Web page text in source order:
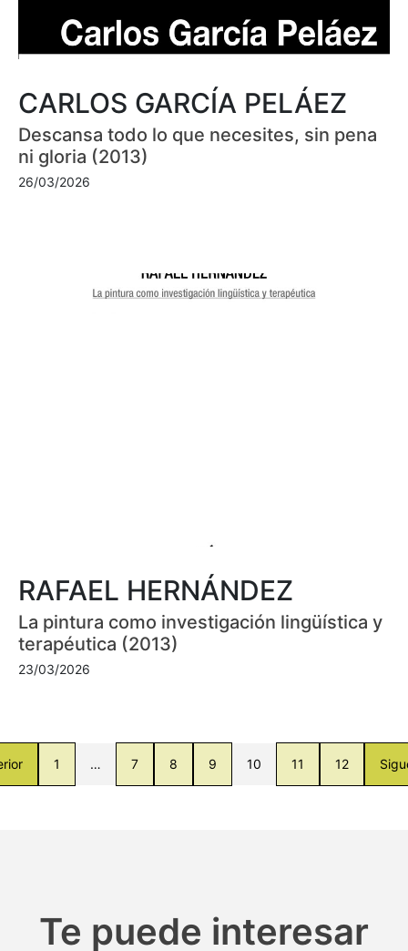
CARLOS GARCÍA PELÁEZ
Descansa todo lo que necesites, sin pena
ni gloria (2013)
26/03/2026
RAFAEL HERNÁNDEZ
La pintura como investigación lingüística y
terapéutica (2013)
23/03/2026
1 … 7 8 9 10 11 12
Te puede interesar